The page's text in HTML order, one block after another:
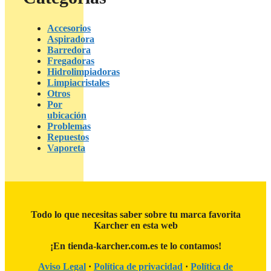
Accesorios
Aspiradora
Barredora
Fregadoras
Hidrolimpiadoras
Limpiacristales
Otros
Por
ubicación
Problemas
Repuestos
Vaporeta
Todo lo que necesitas saber sobre tu marca favorita
Karcher en esta web
¡En tienda-karcher.com.es te lo contamos!
Aviso Legal · Política de privacidad · Política de